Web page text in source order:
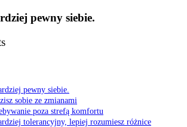
pewny siebie.
pewny siebie.
sobie ze zmianami
poza strefą komfortu
tolerancyjny, lepiej rozumiesz różnice